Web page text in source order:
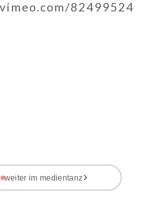
82499524
weiter im medientanz